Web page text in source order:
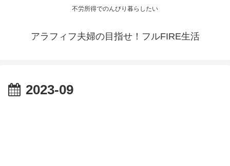
不労所得でのんびり暮らしたい
アラフィフ夫婦の目指せ！フルFIRE生活
2023-09